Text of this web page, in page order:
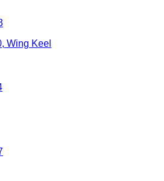
Wing Keel